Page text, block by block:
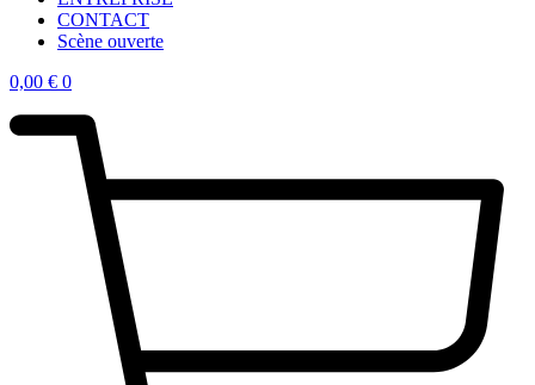
CONTACT
Scène ouverte
0,00 € 0